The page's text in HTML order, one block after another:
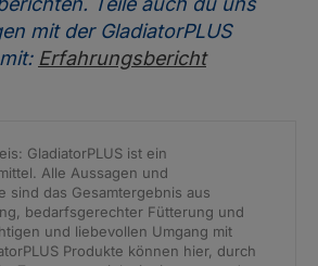
mit der GladiatorPLUS
Erfahrungsbericht
GladiatorPLUS ist ein
Alle Aussagen und
sind das Gesamtergebnis aus
bedarfsgerechter Fütterung und
und liebevollen Umgang mit
Produkte können hier, durch